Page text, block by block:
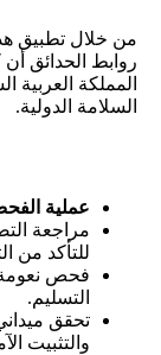
من خلال تطبيق
روابط الحدائق
المملكة العربية
السلامة الدولية.
عملية
مراجعة
للتأكد من
فحص نعومة
التسليم.
تحقق
والتثبيت